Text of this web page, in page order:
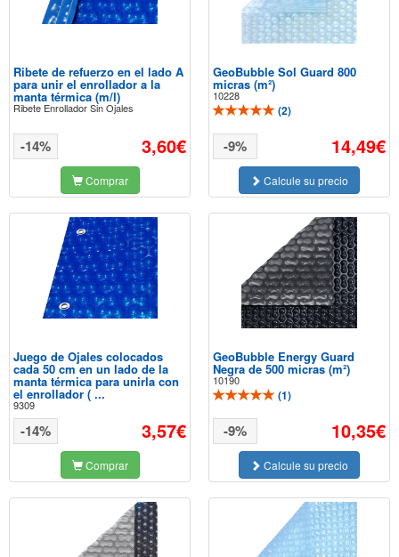
Ribete de refuerzo en el lado A
para unir el enrollador a la
manta térmica (m/l)
Ribete Enrollador Sin Ojales
3,60€
-14%
Comprar
GeoBubble Sol Guard 800
micras (m²)
10228
(2)
14,49€
-9%
Calcule su precio
Juego de Ojales colocados
cada 50 cm en un lado de la
manta térmica para unirla con
el enrollador ( ...
9309
3,57€
-14%
Comprar
GeoBubble Energy Guard
Negra de 500 micras (m²)
10190
(1)
10,35€
-9%
Calcule su precio